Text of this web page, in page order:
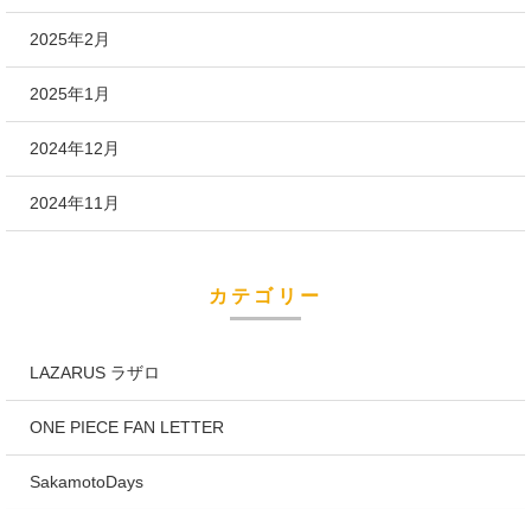
2025年2月
2025年1月
2024年12月
2024年11月
カテゴリー
LAZARUS ラザロ
ONE PIECE FAN LETTER
SakamotoDays